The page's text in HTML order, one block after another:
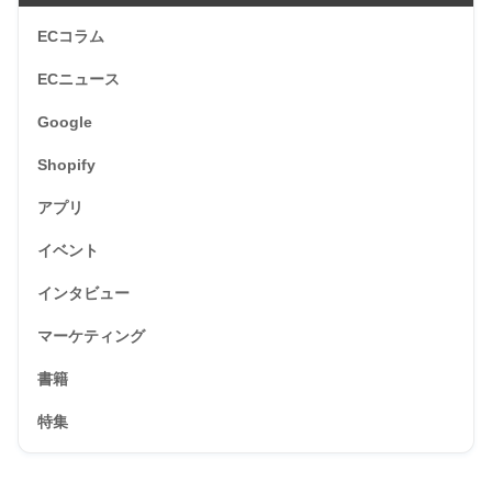
ECコラム
ECニュース
Google
Shopify
アプリ
イベント
インタビュー
マーケティング
書籍
特集